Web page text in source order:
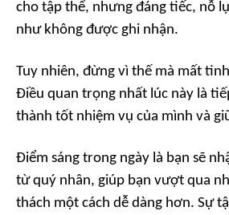
cho tập thể, nhưng đáng tiếc, nỗ
như không được ghi nhận.
Tuy nhiên, đừng vì thế mà mất
Điều quan trọng nhất lúc này là
thành tốt nhiệm vụ của mình và
Điểm sáng trong ngày là bạn sẽ
từ quý nhân, giúp bạn vượt qua
thách một cách dễ dàng hơn. Sự